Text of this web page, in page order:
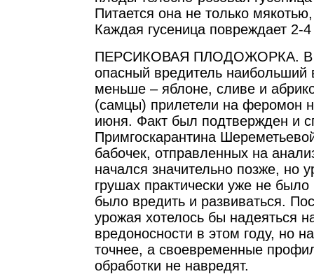
Питается она не только
Каждая гусеница повреждает 2-
ПЕРСИКОВАЯ ПЛОДОЖОРКА. В
опасный вредитель наибольший
меньше – яблоне, сливе и
(самцы) прилетели на феромон
июня. Факт был подтвержден и
Примгоскарантина
бабочек, отправленных на
начался значительно позже, но
грушах практически уже не было
было вредить и развиваться.
урожая хотелось бы надеяться
вредоносности в этом году, но
точнее, а своевременные
обработки не навредят.